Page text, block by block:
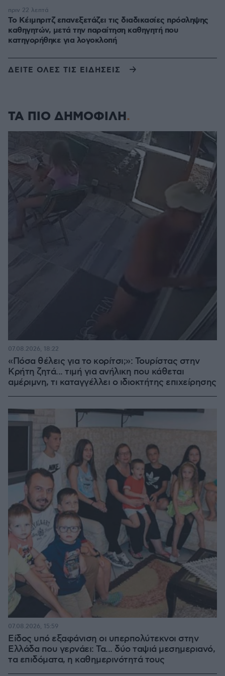
Το Κέιμπριτζ επανεξετάζει τις διαδικασίες πρόσληψης
καθηγητών, μετά την παραίτηση καθηγητή που
κατηγορήθηκε για λογοκλοπή
πριν 22 λεπτά
ΔΕΙΤΕ ΟΛΕΣ ΤΙΣ ΕΙΔΗΣΕΙΣ
ΤΑ ΠΙΟ ΔΗΜΟΦΙΛΗ
«Πόσα θέλεις για το κορίτσι;»: Τουρίστας στην
Κρήτη ζητά... τιμή για ανήλικη που κάθεται
αμέριμνη, τι καταγγέλλει ο ιδιοκτήτης επιχείρησης
07.08.2026, 18:22
Είδος υπό εξαφάνιση οι υπερπολύτεκνοι στην
Ελλάδα που γερνάει: Τα... δύο ταψιά μεσημεριανό,
τα επιδόματα, η καθημερινότητά τους
07.08.2026, 15:59